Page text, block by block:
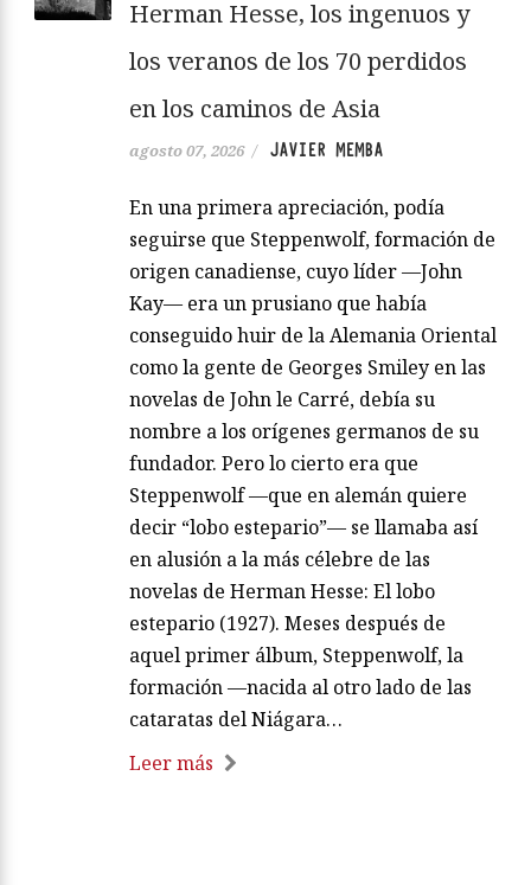
Herman Hesse, los ingenuos y
los veranos de los 70 perdidos
en los caminos de Asia
agosto 07, 2026 / JAVIER MEMBA
En una primera apreciación, podía
seguirse que Steppenwolf, formación de
origen canadiense, cuyo líder —John
Kay— era un prusiano que había
conseguido huir de la Alemania Oriental
como la gente de Georges Smiley en las
novelas de John le Carré, debía su
nombre a los orígenes germanos de su
fundador. Pero lo cierto era que
Steppenwolf —que en alemán quiere
decir “lobo estepario”— se llamaba así
en alusión a la más célebre de las
novelas de Herman Hesse: El lobo
estepario (1927). Meses después de
aquel primer álbum, Steppenwolf, la
formación —nacida al otro lado de las
cataratas del Niágara…
Leer más